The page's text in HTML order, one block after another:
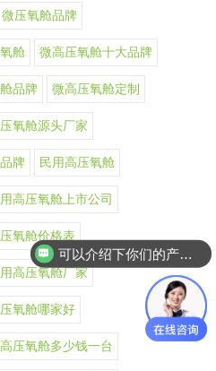
微压氧舱品牌
舱 微高压氧舱十大品牌
品牌 微高压氧舱定制
氧舱源头厂家
牌 民用高压氧舱
高压氧舱上市公司
氧舱价格表
高压氧舱厂家
氧舱哪家好
压氧舱多少钱一台
你们是怎么收费的呢